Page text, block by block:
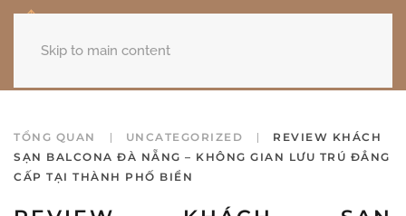
Skip to main content
TỔNG QUAN UNCATEGORIZED
REVIEW KHÁCH
SẠN BALCONA ĐÀ NẴNG – KHÔNG GIAN LƯU TRÚ ĐẲNG
CẤP TẠI THÀNH PHỐ BIỂN